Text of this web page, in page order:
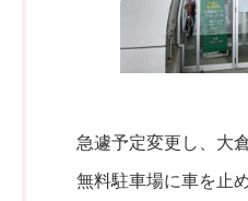
急遽予定変更し、大倉
無料駐車場に車を止